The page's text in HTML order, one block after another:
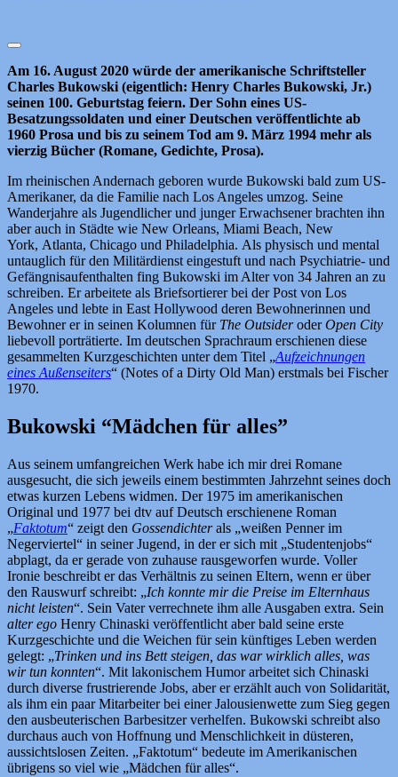
Am 16. August 2020 würde der amerikanische Schriftsteller
Charles Bukowski (eigentlich: Henry Charles Bukowski, Jr.)
seinen 100. Geburtstag feiern. Der Sohn eines US-
Besatzungssoldaten und einer Deutschen veröffentlichte ab
1960 Prosa und bis zu seinem Tod am 9. März 1994 mehr als
vierzig Bücher (Romane, Gedichte, Prosa).
Im rheinischen Andernach geboren wurde Bukowski bald zum US-
Amerikaner, da die Familie nach Los Angeles umzog. Seine
Wanderjahre als Jugendlicher und junger Erwachsener brachten ihn
aber auch in Städte wie New Orleans, Miami Beach, New
York, Atlanta, Chicago und Philadelphia. Als physisch und mental
untauglich für den Militärdienst eingestuft und nach Psychiatrie- und
Gefängnisaufenthalten fing Bukowski im Alter von 34 Jahren an zu
schreiben. Er arbeitete als Briefsortierer bei der Post von Los
Angeles und lebte in East Hollywood deren Bewohnerinnen und
Bewohner er in seinen Kolumnen für The OutsideroderOpen City
liebevoll porträtierte. Im deutschen Sprachraum erschienen diese
gesammelten Kurzgeschichten unter dem Titel „Aufzeichnungen
eines Außenseiters“ (Notes of a Dirty Old Man) erstmals bei Fischer
1970.
Bukowski “Mädchen für alles”
Aus seinem umfangreichen Werk habe ich mir drei Romane
ausgesucht, die sich jeweils einem bestimmten Jahrzehnt seines doch
etwas kurzen Lebens widmen. Der 1975 im amerikanischen
Original und 1977 bei dtv auf Deutsch erschienene Roman
„Faktotum“ zeigt den Gossendichterals „weißen Penner im
Negerviertel“ in seiner Jugend, in der er sich mit „Studentenjobs“
abplagt, da er gerade von zuhause rausgeworfen wurde. Voller
Ironie beschreibt er das Verhältnis zu seinen Eltern, wenn er über
den Rauswurf schreibt: „Ich konnte mir die Preise im Elternhaus
nicht leisten“. Sein Vater verrechnete ihm alle Ausgaben extra. Sein
alter ego Henry Chinaski veröffentlicht aber bald seine erste
Kurzgeschichte und die Weichen für sein künftiges Leben werden
gelegt: „Trinken und ins Bett steigen, das war wirklich alles, was
wir tun konnten“. Mit lakonischem Humor arbeitet sich Chinaski
durch diverse frustrierende Jobs, aber er erzählt auch von Solidarität,
als ihm ein paar Mitarbeiter bei einer Jalousienwette zum Sieg gegen
den ausbeuterischen Barbesitzer verhelfen. Bukowski schreibt also
durchaus auch von Hoffnung und Menschlichkeit in düsteren,
aussichtslosen Zeiten. „Faktotum“ bedeute im Amerikanischen
übrigens so viel wie „Mädchen für alles“.